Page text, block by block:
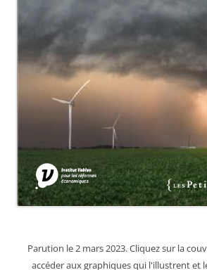
Parution le 2 mars 2023. Cliquez sur la
accéder aux graphiques qui l'illustrent et